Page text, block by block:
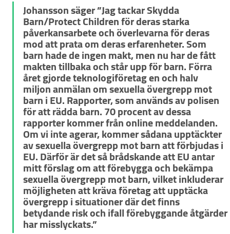
Johansson säger ”Jag tackar Skydda
Barn/Protect Children för deras starka
påverkansarbete och överlevarna för deras
mod att prata om deras erfarenheter. Som
barn hade de ingen makt, men nu har de fått
makten tillbaka och står upp för barn. Förra
året gjorde teknologiföretag en och halv
miljon anmälan om sexuella övergrepp mot
barn i EU. Rapporter, som används av polisen
för att rädda barn. 70 procent av dessa
rapporter kommer från online meddelanden.
Om vi inte agerar, kommer sådana upptäckter
av sexuella övergrepp mot barn att förbjudas i
EU. Därför är det så brådskande att EU antar
mitt förslag om att förebygga och bekämpa
sexuella övergrepp mot barn, vilket inkluderar
möjligheten att kräva företag att upptäcka
övergrepp i situationer där det finns
betydande risk och ifall förebyggande åtgärder
har misslyckats.”